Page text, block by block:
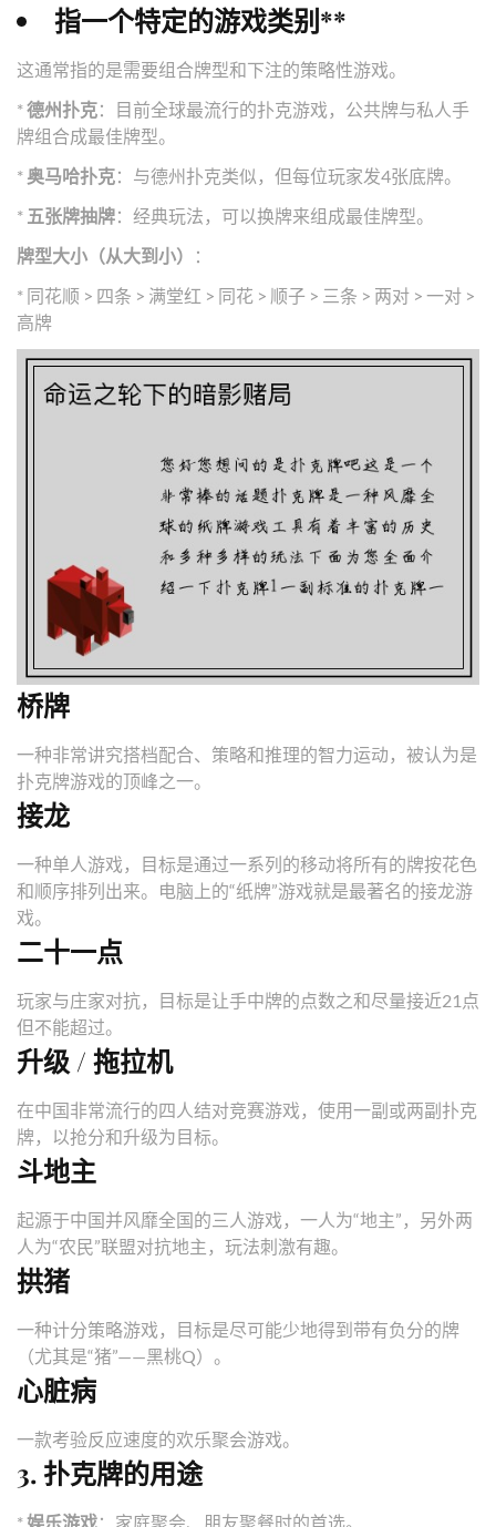
指一个特定的游戏类别**
这通常指的是需要组合牌型和下注的策略性游戏。
*德州扑克：目前全球最流行的扑克游戏，公共牌与私人手
牌组合成最佳牌型。
* 奥马哈扑克：与德州扑克类似，但每位玩家发4张底牌。
* 五张牌抽牌：经典玩法，可以换牌来组成最佳牌型。
牌型大小（从大到小）
：
* 同花顺 > 四条 > 满堂红 > 同花 > 顺子 > 三条 > 两对 > 一对 >
高牌
桥牌
一种非常讲究搭档配合、策略和推理的智力运动，被认为是
扑克牌游戏的顶峰之一。
接龙
一种单人游戏，目标是通过一系列的移动将所有的牌按花色
和顺序排列出来。电脑上的“纸牌”游戏就是最著名的接龙游
戏。
二十一点
玩家与庄家对抗，目标是让手中牌的点数之和尽量接近21点
但不能超过。
升级 / 拖拉机
在中国非常流行的四人结对竞赛游戏，使用一副或两副扑克
牌，以抢分和升级为目标。
斗地主
起源于中国并风靡全国的三人游戏，一人为“地主”，另外两
人为“农民”联盟对抗地主，玩法刺激有趣。
拱猪
一种计分策略游戏，目标是尽可能少地得到带有负分的牌
（尤其是“猪”——黑桃Q）。
心脏病
一款考验反应速度的欢乐聚会游戏。
3. 扑克牌的用途
*娱乐游戏：家庭聚会、朋友聚餐时的首选。